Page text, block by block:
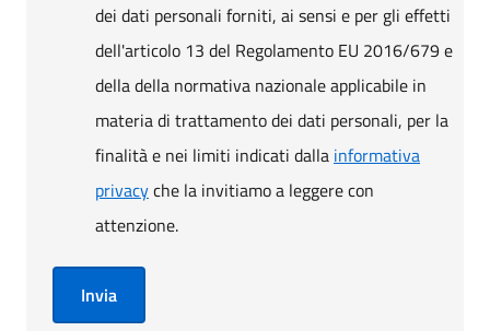
dei dati personali forniti, ai sensi e per gli effetti
dell'articolo 13 del Regolamento EU 2016/679 e
della della normativa nazionale applicabile in
materia di trattamento dei dati personali, per la
finalità e nei limiti indicati dalla informativa
privacyche la invitiamo a leggere con
attenzione.
Invia